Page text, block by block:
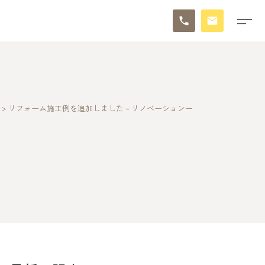
> リフォーム施工例を追加しました－リノベーションー